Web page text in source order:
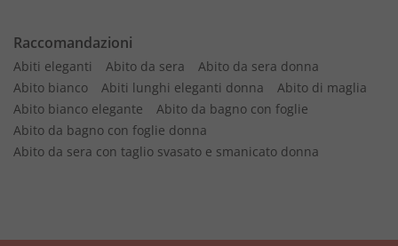
Raccomandazioni
Abiti eleganti Abito da sera
Abito da sera donna
Abito bianco
Abiti lunghi eleganti donna
Abito di maglia
Abito bianco elegante
Abito da bagno con foglie
Abito da bagno con foglie donna
Abito da sera con taglio svasato e smanicato donna